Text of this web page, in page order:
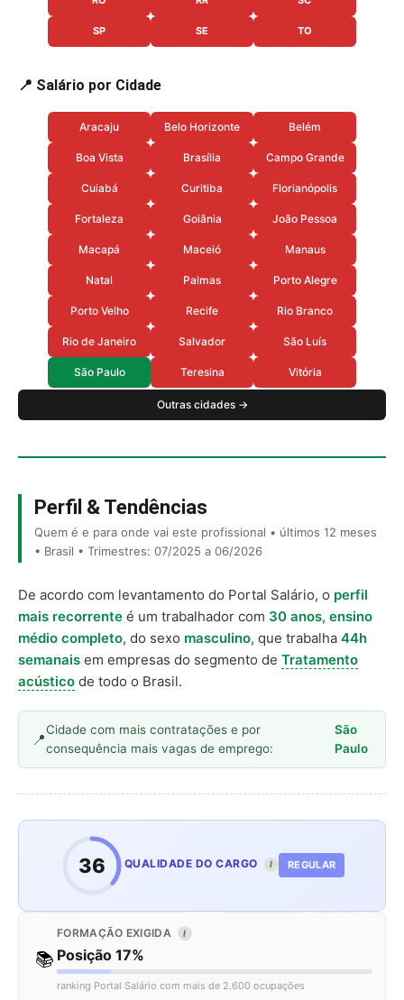
SP SE TO
📍 Salário por Cidade
Aracaju Belo Horizonte Belém
Boa Vista Brasília Campo Grande
Cuiabá Curitiba Florianópolis
Fortaleza Goiânia João Pessoa
Macapá Maceió Manaus
Natal Palmas Porto Alegre
Porto Velho Recife Rio Branco
Rio de Janeiro Salvador São Luís
São Paulo Teresina Vitória
Outras cidades →
Perfil & Tendências
Quem é e para onde vai este profissional • últimos 12 meses
• Brasil • Trimestres: 07/2025 a 06/2026
De acordo com levantamento do Portal Salário, o perfil
mais recorrente é um trabalhador com 30 anos, ensino
médio completo, do sexo masculino, que trabalha 44h
semanais em empresas do segmento de Tratamento
acústico de todo o Brasil.
Cidade com mais contratações e por
consequência mais vagas de emprego:
São
Paulo
36 QUALIDADE DO CARGO I REGULAR
📚
FORMAÇÃO EXIGIDA I
Posição 17%
ranking Portal Salário com mais de 2.600 ocupações